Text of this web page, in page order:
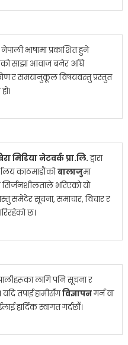
भाषामा प्रकाशित हुने
साझा आवाज बनेर अघि
र समयानुकूल विषयवस्तु प्रस्तुत
मिडिया नेटवर्क प्रा.लि.द्वारा
काठमाडौंकोबालाजुमा
भरिएको यो
समेटेर सूचना, समाचार, विचार र
छ।
लागि पनि सूचना र
यदि तपाईं हामीसँगविज्ञापनगर्न वा
हार्दिक स्वागत गर्दछौँ।